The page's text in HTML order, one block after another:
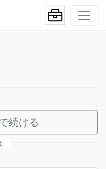
続ける